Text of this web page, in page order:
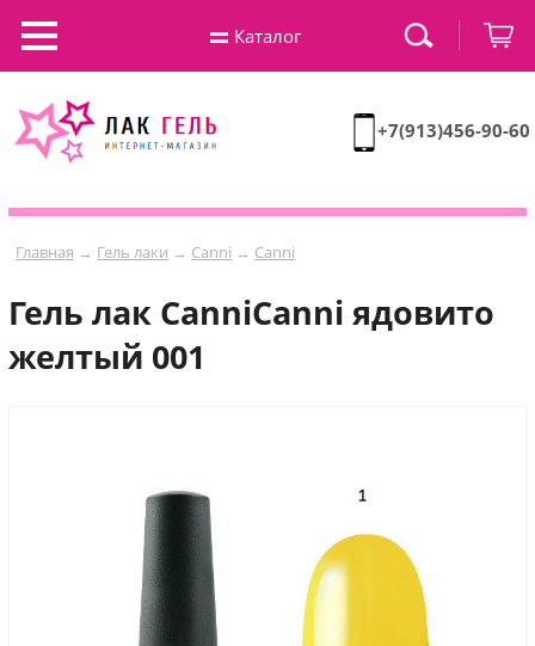
+7(913)456-90-60
Главная → Гель лаки → Canni → Canni
Гель лак СanniСanni ядовито
желтый 001
Каталог